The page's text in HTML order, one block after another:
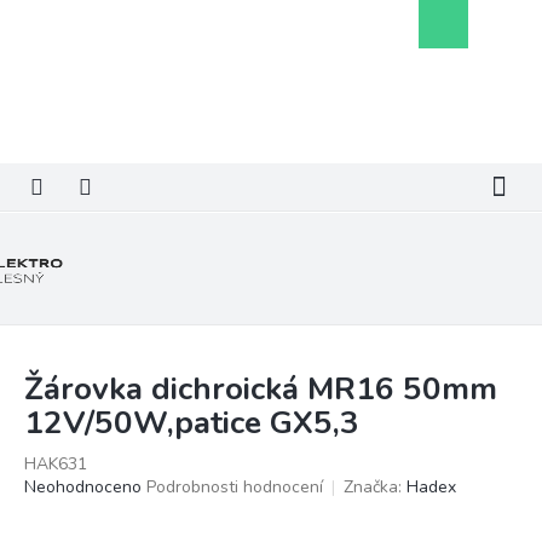
košík
Žárovka dichroická MR16 50mm
12V/50W,patice GX5,3
HAK631
Průměrné
Neohodnoceno Podrobnosti hodnocení Značka: Hadex